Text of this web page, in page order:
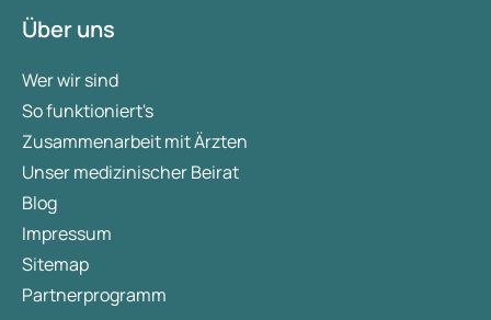
Über uns
Wer wir sind
So funktioniert's
Zusammenarbeit mit Ärzten
Unser medizinischer Beirat
Blog
Impressum
Sitemap
Partnerprogramm